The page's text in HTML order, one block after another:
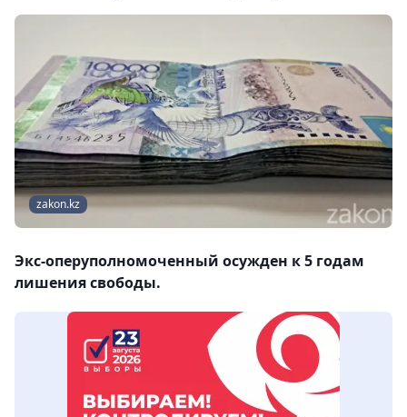
zakon.kz
Экс-оперуполномоченный осужден к 5 годам
лишения свободы.